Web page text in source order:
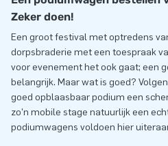
Zeker doen!
Een groot festival met optredens
dorpsbraderie met een toespraak
voor evenement het ook gaat; een
belangrijk. Maar wat is goed?
goed opblaasbaar podium een
zo’n mobile stage natuurlijk een
podiumwagens voldoen hier